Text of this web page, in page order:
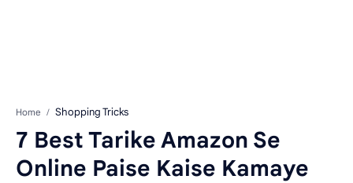
Home Shopping Tricks
7 Best Tarike Amazon Se
Online Paise Kaise Kamaye